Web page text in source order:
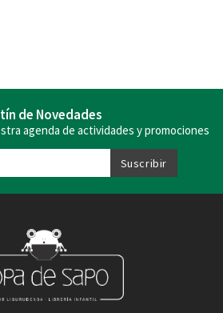
de Novedades
agenda de actividades y promociones